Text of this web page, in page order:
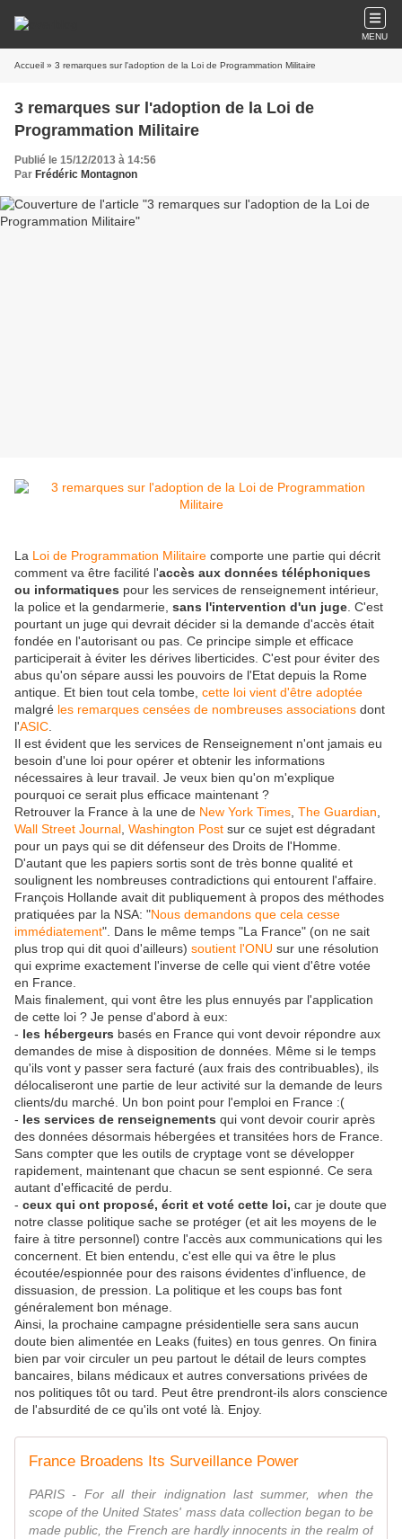
MENU
Accueil » 3 remarques sur l'adoption de la Loi de Programmation Militaire
3 remarques sur l'adoption de la Loi de
Programmation Militaire
Publié le 15/12/2013 à 14:56
Par Frédéric Montagnon
La Loi de Programmation Militaire comporte une partie qui décrit
comment va être facilité l'accès aux données téléphoniques
ou informatiques pour les services de renseignement intérieur,
la police et la gendarmerie, sans l'intervention d'un juge . C'est
pourtant un juge qui devrait décider si la demande d'accès était
fondée en l'autorisant ou pas. Ce principe simple et efficace
participerait à éviter les dérives liberticides. C'est pour éviter des
abus qu'on sépare aussi les pouvoirs de l'Etat depuis la Rome
antique. Et bien tout cela tombe, cette loi vient d'être adoptée
malgré les remarques censées de nombreuses associations dont
l'ASIC
Il est évident que les services de Renseignement n'ont jamais eu
besoin d'une loi pour opérer et obtenir les informations
nécessaires à leur travail. Je veux bien qu'on m'explique
pourquoi ce serait plus efficace maintenant ?
Retrouver la France à la une de New York Times The Guardian
Wall Street Journal Washington Post sur ce sujet est dégradant
pour un pays qui se dit défenseur des Droits de l'Homme.
D'autant que les papiers sortis sont de très bonne qualité et
soulignent les nombreuses contradictions qui entourent l'affaire.
François Hollande avait dit publiquement à propos des méthodes
pratiquées par la NSA: "Nous demandons que cela cesse
immédiatement". Dans le même temps "La France" (on ne sait
plus trop qui dit quoi d'ailleurs) soutient l'ONU sur une résolution
qui exprime exactement l'inverse de celle qui vient d'être votée
en France.
Mais finalement, qui vont être les plus ennuyés par l'application
de cette loi ? Je pense d'abord à eux:
- les hébergeurs basés en France qui vont devoir répondre aux
demandes de mise à disposition de données. Même si le temps
qu'ils vont y passer sera facturé (aux frais des contribuables), ils
délocaliseront une partie de leur activité sur la demande de leurs
clients/du marché. Un bon point pour l'emploi en France :(
- les services de renseignements qui vont devoir courir après
des données désormais hébergées et transitées hors de France.
Sans compter que les outils de cryptage vont se développer
rapidement, maintenant que chacun se sent espionné. Ce sera
autant d'efficacité de perdu.
- ceux qui ont proposé, écrit et voté cette loi, car je doute que
notre classe politique sache se protéger (et ait les moyens de le
faire à titre personnel) contre l'accès aux communications qui les
concernent. Et bien entendu, c'est elle qui va être le plus
écoutée/espionnée pour des raisons évidentes d'influence, de
dissuasion, de pression. La politique et les coups bas font
généralement bon ménage.
Ainsi, la prochaine campagne présidentielle sera sans aucun
doute bien alimentée en Leaks (fuites) en tous genres. On finira
bien par voir circuler un peu partout le détail de leurs comptes
bancaires, bilans médicaux et autres conversations privées de
nos politiques tôt ou tard. Peut être prendront-ils alors conscience
de l'absurdité de ce qu'ils ont voté là. Enjoy.
France Broadens Its Surveillance Power
PARIS - For all their indignation last summer, when the
scope of the United States' mass data collection began to be
made public, the French are hardly innocents in the realm of